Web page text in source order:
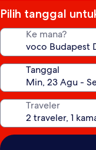
Pilih tanggal
Ke mana?
Tanggal
Traveler